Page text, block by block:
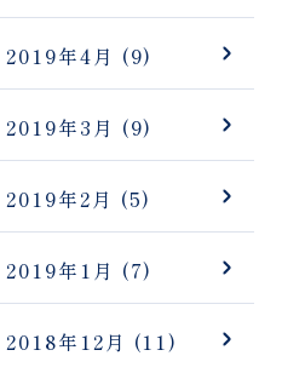
2019年4月 (9)
2019年3月 (9)
2019年2月 (5)
2019年1月 (7)
2018年12月 (11)